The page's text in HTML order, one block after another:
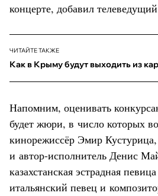
концерте, добавил
ЧИТАЙТЕ ТАКЖЕ
Как в Крыму будут выходить из
Напомним, оценивать
будет жюри, в число которых
кинорежиссёр Эмир
и автор-исполнитель Денис
казахстанская эстрадная
итальянский певец и